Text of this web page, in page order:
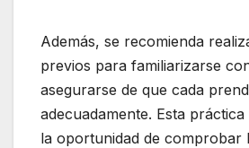
Además, se recomienda
previos para familiarizarse
asegurarse de que cada
adecuadamente. Esta
la oportunidad de comprobar